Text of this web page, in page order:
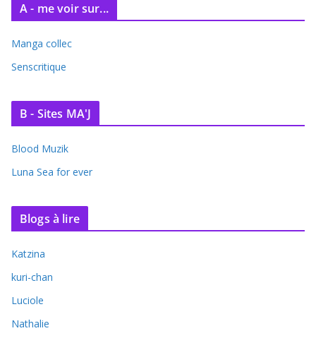
A - me voir sur...
Manga collec
Senscritique
B - Sites MA'J
Blood Muzik
Luna Sea for ever
Blogs à lire
Katzina
kuri-chan
Luciole
Nathalie